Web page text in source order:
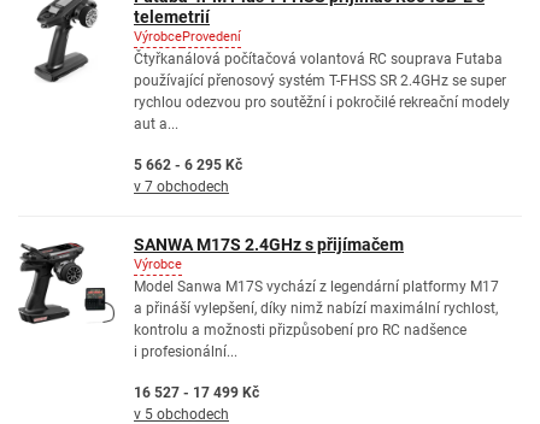
telemetrií
VýrobceProvedení
Čtyřkanálová počítačová volantová RC souprava Futaba
používající přenosový systém T-FHSS SR 2.4GHz se super
rychlou odezvou pro soutěžní i pokročilé rekreační modely
aut a...
5 662 - 6 295 Kč
v 7 obchodech
SANWA M17S 2.4GHz s přijímačem
Výrobce
Model Sanwa M17S vychází z legendární platformy M17
a přináší vylepšení, díky nimž nabízí maximální rychlost,
kontrolu a možnosti přizpůsobení pro RC nadšence
i profesionální...
16 527 - 17 499 Kč
v 5 obchodech